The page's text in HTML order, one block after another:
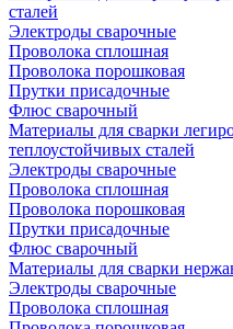
сталей
Электроды сварочные
Проволока сплошная
Проволока порошковая
Прутки присадочные
Флюс сварочный
Материалы для сварки
теплоустойчивых сталей
Электроды сварочные
Проволока сплошная
Проволока порошковая
Прутки присадочные
Флюс сварочный
Материалы для сварки
Электроды сварочные
Проволока сплошная